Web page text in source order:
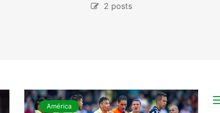
2 posts
América